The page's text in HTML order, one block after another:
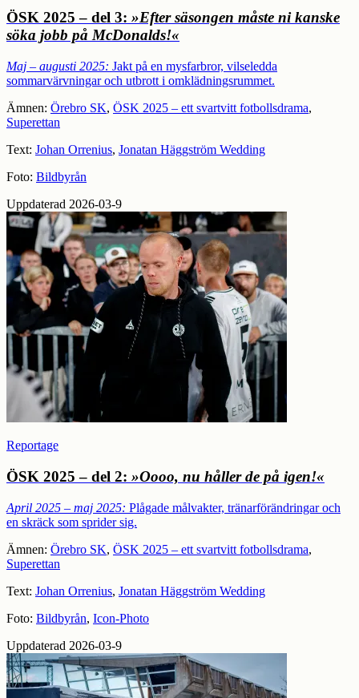
ÖSK 2025 – del 3: »Efter säsongen måste ni kanske
söka jobb på McDonalds!«
Maj – augusti 2025: Jakt på en mysfarbror, vilseledda
sommarvärvningar och utbrott i omklädningsrummet.
Ämnen: Örebro SK, ÖSK 2025 – ett svartvitt fotbollsdrama,
Superettan
Text: Johan Orrenius, Jonatan Häggström Wedding
Foto: Bildbyrån
Uppdaterad 2026-03-9
Reportage
ÖSK 2025 – del 2: »Oooo, nu håller de på igen!«
April 2025 – maj 2025: Plågade målvakter, tränarförändringar och
en skräck som sprider sig.
Ämnen: Örebro SK, ÖSK 2025 – ett svartvitt fotbollsdrama,
Superettan
Text: Johan Orrenius, Jonatan Häggström Wedding
Foto: Bildbyrån, Icon-Photo
Uppdaterad 2026-03-9